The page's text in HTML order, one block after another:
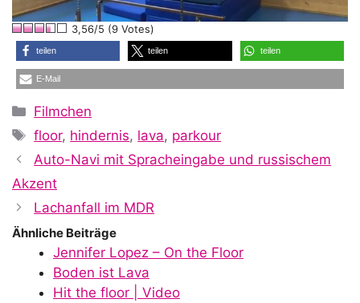
a
y
V
i
3,56/5 (9 Votes)
teilen teilen teilen
E-Mail
Kategorien
Filmchen
Schlagwörter
floor, hindernis, lava, parkour
Auto-Navi mit Spracheingabe und russischem
Akzent
Lachanfall im MDR
Ähnliche Beiträge
Jennifer Lopez – On the Floor
Boden ist Lava
Hit the floor | Video